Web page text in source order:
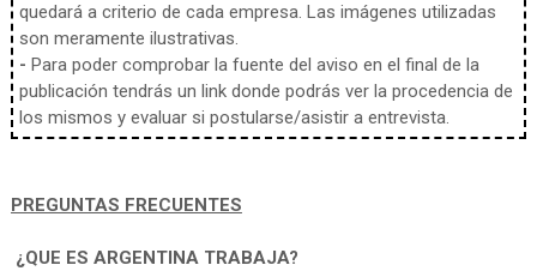
quedará a criterio de cada empresa. Las imágenes utilizadas
son meramente ilustrativas.
- Para poder comprobar la fuente del aviso en el final de la
publicación tendrás un link donde podrás ver la procedencia de
los mismos y evaluar si postularse/asistir a entrevista.
PREGUNTAS FRECUENTES
¿QUE ES ARGENTINA TRABAJA?